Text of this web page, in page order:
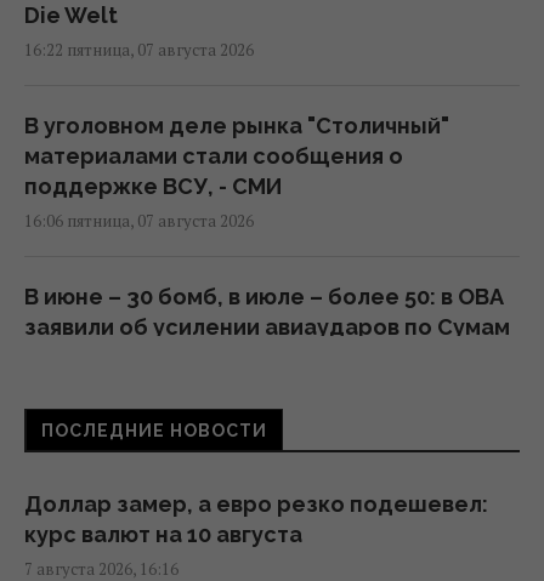
Die Welt
16:22 пятница, 07 августа 2026
В уголовном деле рынка "Столичный"
материалами стали сообщения о
поддержке ВСУ, - СМИ
16:06 пятница, 07 августа 2026
В июне – 30 бомб, в июле – более 50: в ОВА
заявили об усилении авиаударов по Сумам
Киборга Оловаренко уже шестой год
Шария, – Аронец
15:51 пятница, 07 августа 2026
ПОСЛЕДНИЕ НОВОСТИ
Доллар замер, а евро резко подешевел:
курс валют на 10 августа
7 августа 2026, 16:16